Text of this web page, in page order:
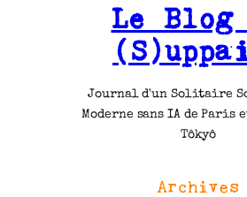
Le Blog
Journal d'un Solitaire
Moderne sans IA de Paris
Tôkyô
Archives